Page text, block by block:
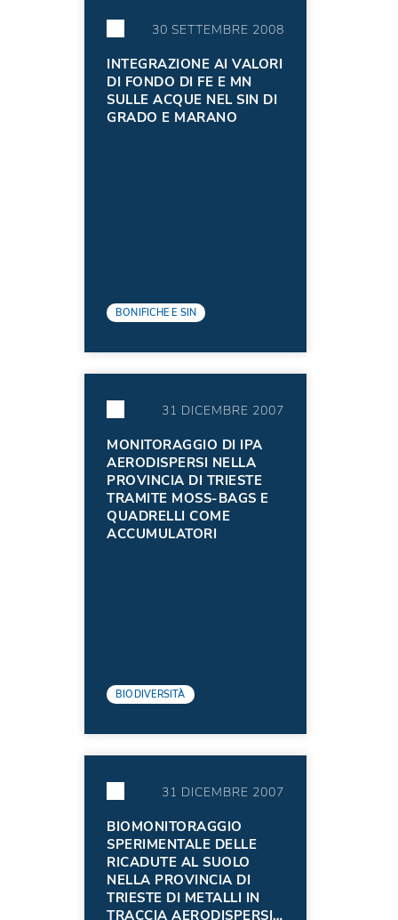
30 SETTEMBRE 2008
INTEGRAZIONE AI VALORI
DI FONDO DI FE E MN
SULLE ACQUE NEL SIN DI
GRADO E MARANO
BONIFICHE E SIN
31 DICEMBRE 2007
MONITORAGGIO DI IPA
AERODISPERSI NELLA
PROVINCIA DI TRIESTE
TRAMITE MOSS-BAGS E
QUADRELLI COME
ACCUMULATORI
BIODIVERSITÀ
31 DICEMBRE 2007
BIOMONITORAGGIO
SPERIMENTALE DELLE
RICADUTE AL SUOLO
NELLA PROVINCIA DI
TRIESTE DI METALLI IN
TRACCIA AERODISPERSI